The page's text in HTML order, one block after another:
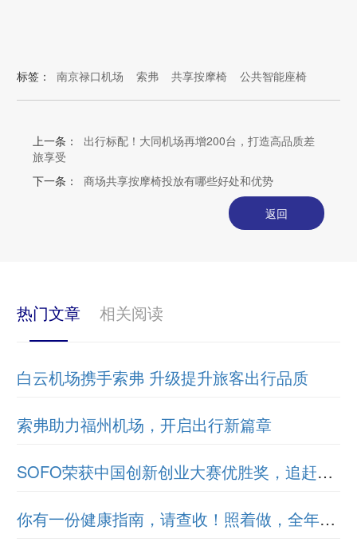
标签： 南京禄口机场 索弗 共享按摩椅 公共智能座椅
上一条：
出行标配！大同机场再增200台，打造高品质差
旅享受
下一条：
商场共享按摩椅投放有哪些好处和优势
返回
热门文章 相关阅读
白云机场携手索弗 升级提升旅客出行品质
索弗助力福州机场，开启出行新篇章
SOFO荣获中国创新创业大赛优胜奖，追赶创新之路
你有一份健康指南，请查收！照着做，全年少病痛